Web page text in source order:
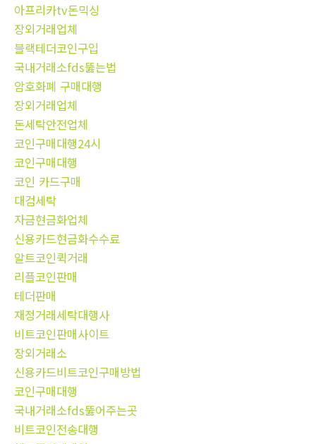
아프리카tv돈믹싱
장외거래업체
블랙테더코인구입
국내거래소fds뚫는법
암호화폐 구매대행
장외거래업체
돈세탁안전업체
코인구매대행24시
코인구매대행
코인 카드구매
대검세탁
자금현금화업체
신용카드현금화수수료
알트코인퀵거래
리플코인판매
테더판매
재정거래세탁대행사
비트코인판매사이트
장외거래소
신용카드비트코인구매방법
코인구매대행
국내거래소fds뚫어주는곳
비트코인전송대행